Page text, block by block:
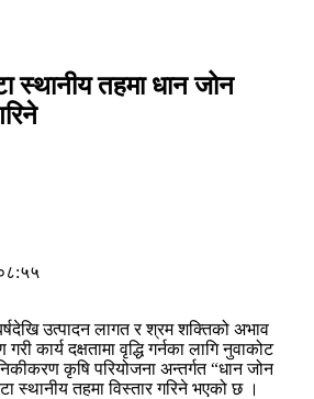
स्थानीय तहमा धान जोन
उत्पादन लागत र श्रम शक्तिको अभाव
कार्य दक्षतामा वृद्धि गर्नका लागि नुवाकोट
कृषि परियोजना अन्तर्गत “धान जोन
स्थानीय तहमा विस्तार गरिने भएको छ ।